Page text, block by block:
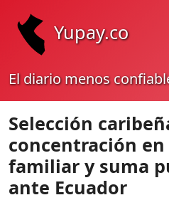
Yupay.co
El diario menos
Selección
concentración
familiar y suma
ante Ecuador